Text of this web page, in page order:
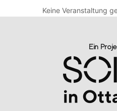
Keine Veranstaltung
Ein